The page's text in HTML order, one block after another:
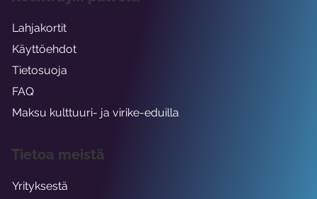
Lahjakortit
Käyttöehdot
Tietosuoja
FAQ
Maksu kulttuuri- ja virike-eduilla
Tietoa meistä
Yrityksestä